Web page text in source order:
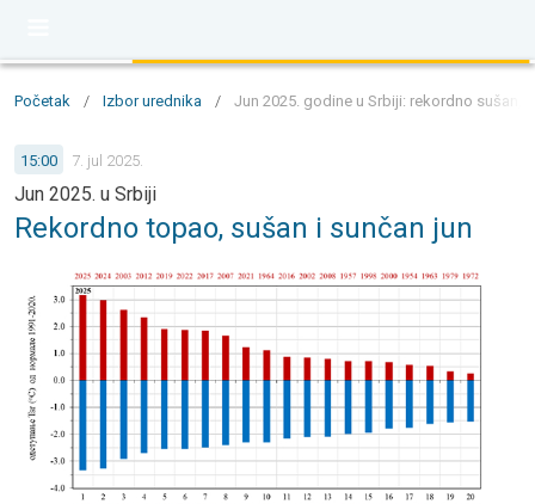
Početak / Izbor urednika / Jun 2025. godine u Srbiji: rekordno sušan,
15:00 7. jul 2025.
Jun 2025. u Srbiji
Rekordno topao, sušan i sunčan jun